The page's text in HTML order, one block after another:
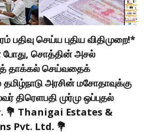
பதிவு செய்ய புதிய விதிமுறை!*
போது, சொத்தின் அசல்
செய்வதைக்
அரசின் மசோதாவுக்கு
திரெளபதி முர்மு ஒப்புதல்
💐 Thanigai Estates &
Pvt. Ltd. 💐